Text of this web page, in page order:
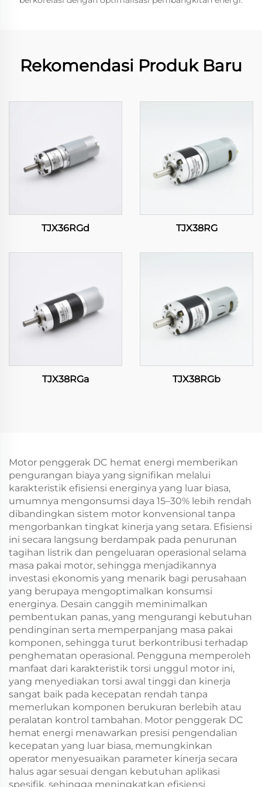
Rekomendasi Produk Baru
TJX36RGd TJX38RG
TJX38RGa TJX38RGb
Motor penggerak DC hemat energi memberikan
pengurangan biaya yang signifikan melalui
karakteristik efisiensi energinya yang luar biasa,
umumnya mengonsumsi daya 15–30% lebih rendah
dibandingkan sistem motor konvensional tanpa
mengorbankan tingkat kinerja yang setara. Efisiensi
ini secara langsung berdampak pada penurunan
tagihan listrik dan pengeluaran operasional selama
masa pakai motor, sehingga menjadikannya
investasi ekonomis yang menarik bagi perusahaan
yang berupaya mengoptimalkan konsumsi
energinya. Desain canggih meminimalkan
pembentukan panas, yang mengurangi kebutuhan
pendinginan serta memperpanjang masa pakai
komponen, sehingga turut berkontribusi terhadap
penghematan operasional. Pengguna memperoleh
manfaat dari karakteristik torsi unggul motor ini,
yang menyediakan torsi awal tinggi dan kinerja
sangat baik pada kecepatan rendah tanpa
memerlukan komponen berukuran berlebih atau
peralatan kontrol tambahan. Motor penggerak DC
hemat energi menawarkan presisi pengendalian
kecepatan yang luar biasa, memungkinkan
operator menyesuaikan parameter kinerja secara
halus agar sesuai dengan kebutuhan aplikasi
spesifik, sehingga meningkatkan efisiensi